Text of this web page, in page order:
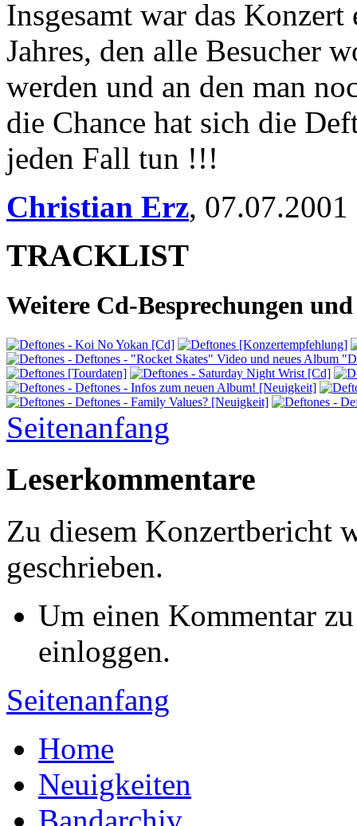
Insgesamt war das
Jahres, den alle Besucher
werden und an den man
die Chance hat sich die
jeden Fall tun !!!
Christian Erz, 07.07.2001
TRACKLIST
Weitere Cd-Besprechungen
Seitenanfang
Leserkommentare
Zu diesem Konzertbericht
geschrieben.
Um einen Kommentar
einloggen.
Seitenanfang
Home
Neuigkeiten